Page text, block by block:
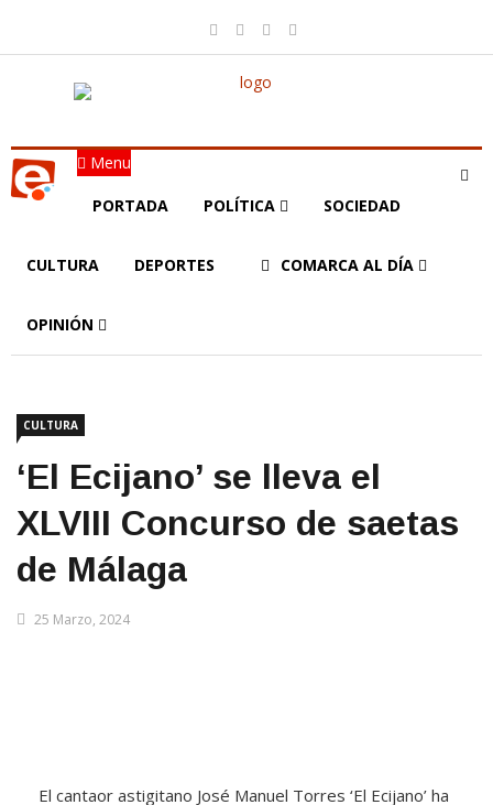
Menu
PORTADA POLÍTICA SOCIEDAD
CULTURA DEPORTES COMARCA AL DÍA
OPINIÓN
CULTURA
‘El Ecijano’ se lleva el
XLVIII Concurso de saetas
de Málaga
25 Marzo, 2024
El cantaor astigitano José Manuel Torres ‘El Ecijano’ ha